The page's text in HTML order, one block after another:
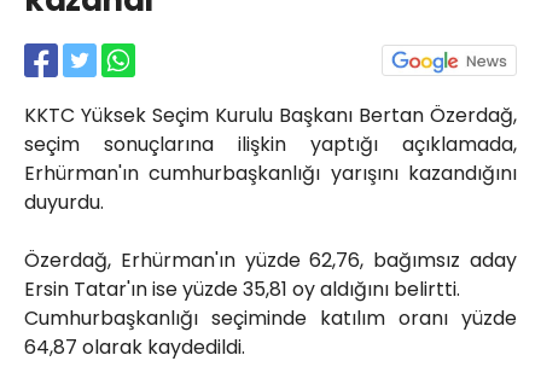
KKTC Yüksek Seçim Kurulu Başkanı Bertan Özerdağ,
seçim sonuçlarına ilişkin yaptığı açıklamada,
Erhürman'ın cumhurbaşkanlığı yarışını kazandığını
duyurdu.
Özerdağ, Erhürman'ın yüzde 62,76, bağımsız aday
Ersin Tatar'ın ise yüzde 35,81 oy aldığını belirtti.
Cumhurbaşkanlığı seçiminde katılım oranı yüzde
64,87 olarak kaydedildi.
Yahya Kaptan Mahallesi
Akkavaklar Caddesi No:17/4 İzmit-
kocaelisokak@gmail.com